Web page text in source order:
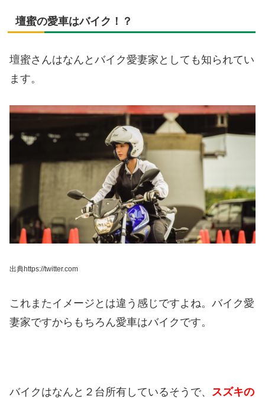
壇蜜の愛車はバイク！？
壇蜜さんはなんとバイク愛妻家としても知られてい
ます。
出典https://twitter.com
これまたイメージとは違う感じですよね。 バイク愛
妻家ですからもちろん愛車はバイクです。
バイクはなんと２台所有しているそうで、 スズキの